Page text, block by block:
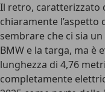
Il retro, caratterizzato
chiaramente
sembrare che ci sia
BMW e la targa, ma è
lunghezza di 4,76
completamente